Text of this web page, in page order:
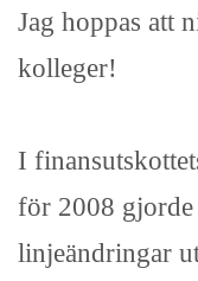
Jag hoppas att
kolleger!
I
för 2008 gjorde
linjeändringar